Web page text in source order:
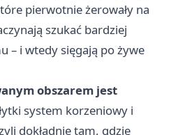
pierwotnie żerowały na
szukać bardziej
– i wtedy sięgają po żywe
obszarem jest
system korzeniowy i
dokładnie tam, gdzie